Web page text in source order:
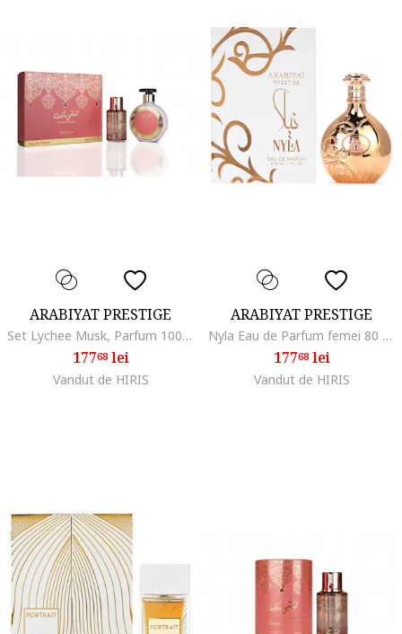
ARABIYAT PRESTIGE
Set Lychee Musk, Parfum 100 ml + Lotiune Corp 300 ml, Femei
17768lei
Vandut de HIRIS
ARABIYAT PRESTIGE
Nyla Eau de Parfum femei 80 ml
17768lei
Vandut de HIRIS